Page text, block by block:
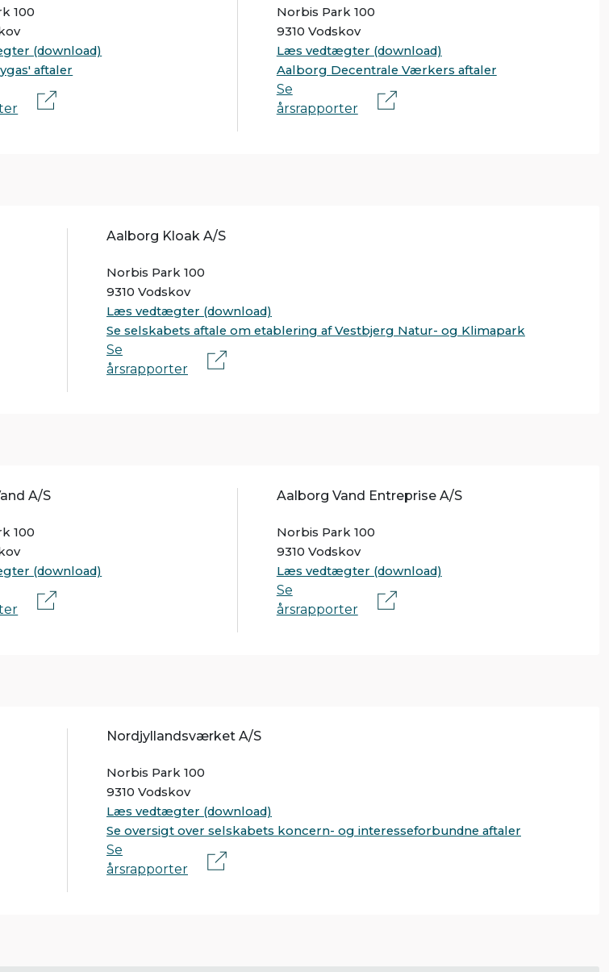
100
(download)
aftaler
Norbis Park 100
9310 Vodskov
Læs vedtægter (download)
Aalborg Decentrale Værkers aftaler
Se
årsrapporter
Aalborg Kloak A/S
Norbis Park 100
9310 Vodskov
Læs vedtægter (download)
Se selskabets aftale om etablering af Vestbjerg Natur- og Klimapark
Se
årsrapporter
A/S
100
(download)
Aalborg Vand Entreprise A/S
Norbis Park 100
9310 Vodskov
Læs vedtægter (download)
Se
årsrapporter
Nordjyllandsværket A/S
Norbis Park 100
9310 Vodskov
Læs vedtægter (download)
Se oversigt over selskabets koncern- og interesseforbundne aftaler
Se
årsrapporter